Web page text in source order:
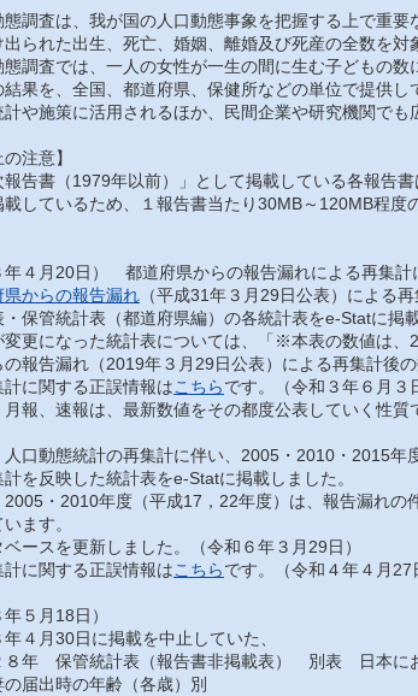
調査は、我が国の人口動態事象を把握する上で重
出られた出生、死亡、婚姻、離婚及び死産の全数を対
調査では、一人の女性が一生の間に生む子どもの
結果を、全国、都道府県、保健所などの単位で提供
計や施策に活用されるほか、民間企業や研究機関でも
の注意】
告書（1979年以前）」として掲載している各報告
載しているため、１報告書当たり30MB～120MB程度
年４月20日） 都道府県からの報告漏れによる再集計
県からの報告漏れ （平成31年３月29日公表）による
保管統計表（都道府県編）の各統計表をe-Statに掲
更になった統計表については、「※本表の数値は
の報告漏れ（2019年３月29日公表）による再集計後
に関する正誤情報はこちらです。（令和３年６月３
報、速報は、最新数値をその都度公表していく性質
口動態統計の再集計に伴い、2005・2010・2015年
計を反映した統計表をe-Statに掲載しました。
・2010年度（平成17，22年度）は、報告漏れの
ます。
ースを更新しました。（令和６年３月29日）
に関する正誤情報はこちらです。（令和４年４月27
年５月18日）
４月30日に掲載を中止していた、
年 保管統計表（報告書非掲載表） 別表 日本に
の届出時の年齢（各歳）別